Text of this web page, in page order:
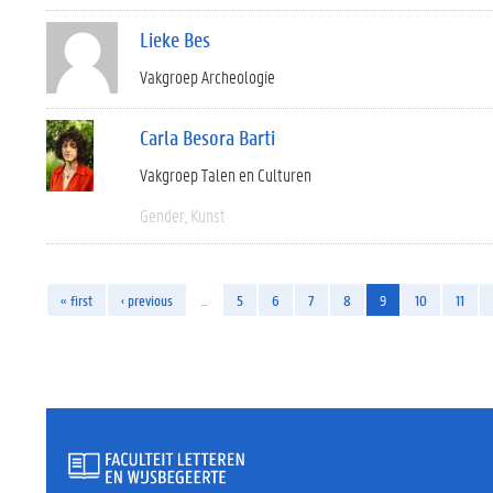
Lieke Bes
Vakgroep Archeologie
Carla Besora Barti
Vakgroep Talen en Culturen
Gender Kunst
« first ‹ previous 5 6 7 8 9 10 11